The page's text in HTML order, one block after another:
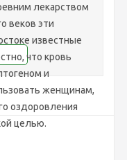
лекарством
веков эти
известные
что кровь
и
женщинам,
оздоровления
целью.